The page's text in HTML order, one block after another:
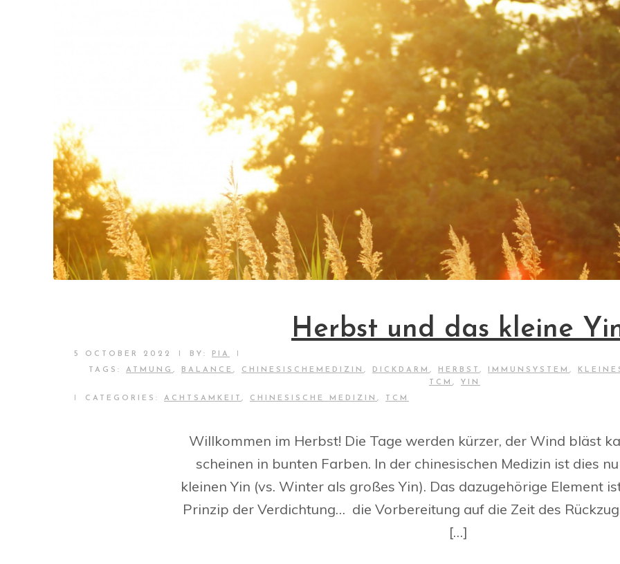
Herbst und das kleine
5 OCTOBER 2022 BY: PIA
TAGS: ATMUNG , BALANCE , CHINESISCHEMEDIZIN , DICKDARM , HERBST , IMMUNSYSTEM ,
TCM , YIN
CATEGORIES: ACHTSAMKEIT , CHINESISCHE MEDIZIN , TCM
Willkommen im Herbst! Die Tage werden kürzer, der Wind bläst
scheinen in bunten Farben. In der chinesischen Medizin ist dies
kleinen Yin (vs. Winter als großes Yin). Das dazugehörige Element
Prinzip der Verdichtung… die Vorbereitung auf die Zeit des
[…]